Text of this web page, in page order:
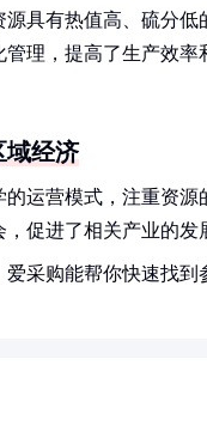
源具有热值高、硫分
理，提高了生产效
域经济
的运营模式，注重资
促进了相关产业的发
采购能帮你快速找